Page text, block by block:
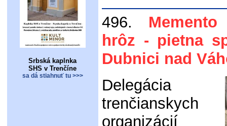
Srbská kaplnka
SHS v Trenčíne
sa dá stiahnuť tu >>>
496.
hrôz - pietna
Dubnici nad
Delegácia
trenčianskych
organizácií